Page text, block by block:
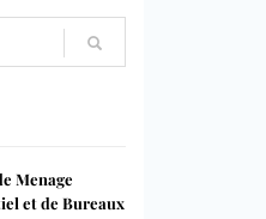
Menage
et de Bureaux